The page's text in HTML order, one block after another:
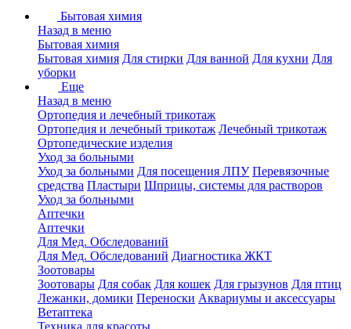
Бытовая химия
Назад в меню
Бытовая химия
Бытовая химия Для стирки Для ванной Для кухни Для
уборки
Еще
Назад в меню
Ортопедия и лечебный трикотаж
Ортопедия и лечебный трикотаж Лечебный трикотаж
Ортопедические изделия
Уход за больными
Уход за больными Для посещения ЛПУ Перевязочные
средства Пластыри Шприцы, системы для растворов
Уход за больными
Аптечки
Аптечки
Для Мед. Обследований
Для Мед. Обследований Диагностика ЖКТ
Зоотовары
Зоотовары Для собак Для кошек Для грызунов Для птиц
Лежанки, домики Переноски Аквариумы и аксессуары
Ветаптека
Техника для красоты